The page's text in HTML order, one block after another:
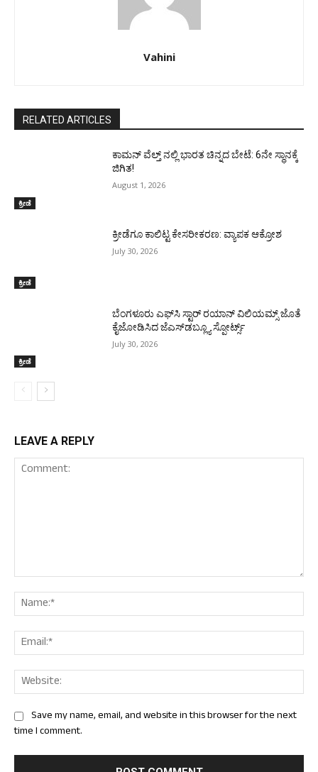
Vahini
RELATED ARTICLES
ಕ್ರೀಡೆ
ಕಾಮನ್ ವೆಲ್ತ್ ನಲ್ಲಿ ಭಾರತ ಚಿನ್ನದ ಬೇಟೆ: 6ನೇ ಸ್ಥಾನಕ್ಕೆ
ಜಿಗಿತ!
August 1, 2026
ಕ್ರೀಡೆ
ಕ್ರೀಡೆಗೂ ಕಾಲಿಟ್ಟ ಕೇಸರೀಕರಣ: ವ್ಯಾಪಕ ಆಕ್ರೋಶ
July 30, 2026
ಕ್ರೀಡೆ
ಬೆಂಗಳೂರು ಎಫ್‌ಸಿ ಸ್ಟಾರ್ ರಯಾನ್ ವಿಲಿಯಮ್ಸ್ ಜೊತೆ
ಕೈಜೋಡಿಸಿದ ಜೆಎಸ್‌ಡಬ್ಲ್ಯೂ ಸ್ಪೋರ್ಟ್ಸ್
July 30, 2026
LEAVE A REPLY
Save my name, email, and website in this browser for the next
time I comment.